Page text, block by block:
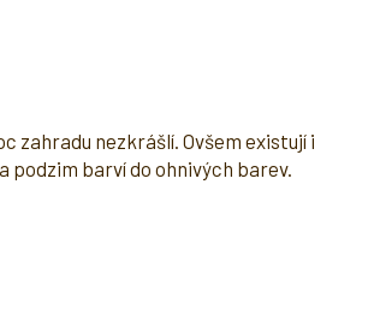
zahradu nezkrášlí. Ovšem existují i
barví do ohnivých barev.